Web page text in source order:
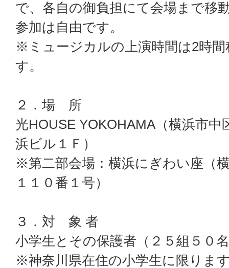
で、各自の御負担にて会場まで移
参加は自由です。
※ミュージカルの上演時間は2時
す。
２．場 所
光HOUSE YOKOHAMA（横浜市中
浜ビル１Ｆ）
※第二部会場：横浜にぎわい座（
１１０番１号）
３．対 象 者
小学生とその保護者（２５組５０
※神奈川県在住の小学生に限りま